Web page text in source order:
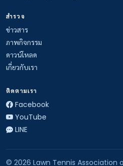
สำรวจ
ข่าวสาร
ภาพกิจกรรม
ดาวน์โหลด
เกี่ยวกับเรา
ติดตามเรา
Facebook
YouTube
LINE
© 2026 Lawn Tennis Association